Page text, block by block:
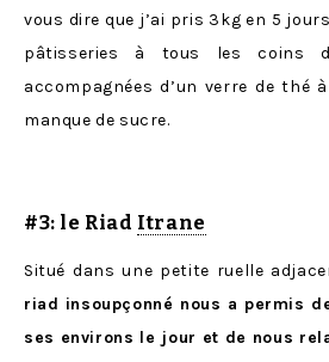
vous dire que j’ai pris 3kg en 5
pâtisseries à tous les coins
accompagnées d’un verre de thé
manque de sucre.
#3: le Riad Itrane
Situé dans une petite ruelle
riad insoupçonné nous a permis
ses environs le jour et de nous